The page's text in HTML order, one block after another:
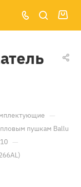
—
пушкам Ballu
—